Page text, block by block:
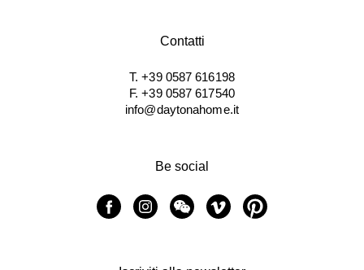
Contatti
T. +39 0587 616198
F. +39 0587 617540
info@daytonahome.it
Be social